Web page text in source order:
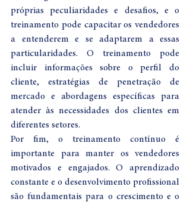
próprias peculiaridades e desafios, e o
treinamento pode capacitar os vendedores
a entenderem e se adaptarem a essas
particularidades. O treinamento pode
incluir informações sobre o perfil do
cliente, estratégias de penetração de
mercado e abordagens específicas para
atender às necessidades dos clientes em
diferentes setores.
Por fim, o treinamento contínuo é
importante para manter os vendedores
motivados e engajados. O aprendizado
constante e o desenvolvimento profissional
são fundamentais para o crescimento e o